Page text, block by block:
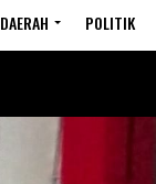
DAERAH POLITIK